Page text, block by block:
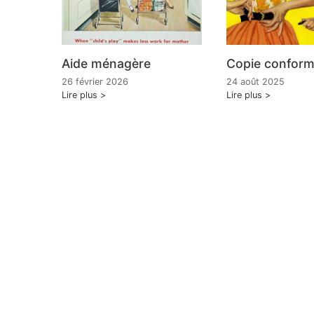
Aide ménagère
26 février 2026
Lire plus
Copie
24 août 2025
Lire plus